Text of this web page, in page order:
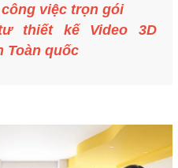
việc trọn gói
thiết kế Video 3D
Toàn quốc